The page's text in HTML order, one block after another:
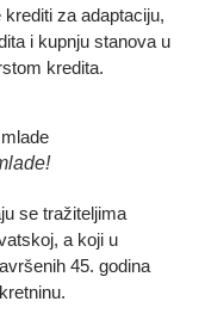
za adaptaciju,
i kupnju stanova u
kredita.
se tražiteljima
a koji u
45. godina